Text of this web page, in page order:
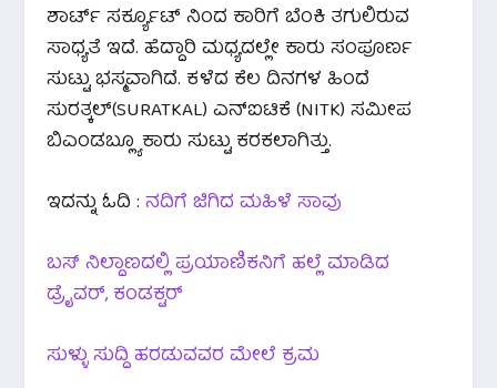
ಶಾರ್ಟ್ ಸರ್ಕ್ಯೂಟ್ ನಿಂದ ಕಾರಿಗೆ ಬೆಂಕಿ ತಗುಲಿರುವ
ಸಾಧ್ಯತೆ ಇದೆ. ಹೆದ್ದಾರಿ ಮಧ್ಯದಲ್ಲೇ ಕಾರು ಸಂಪೂರ್ಣ
ಸುಟ್ಟು ಭಸ್ಮವಾಗಿದೆ. ಕಳೆದ ಕೆಲ ದಿನಗಳ ಹಿಂದೆ
ಸುರತ್ಕಲ್(SURATKAL) ಎನ್ಐಟಿಕೆ (NITK) ಸಮೀಪ
ಬಿಎಂಡಬ್ಲ್ಯೂ ಕಾರು ಸುಟ್ಟು ಕರಕಲಾಗಿತ್ತು.
ಇದನ್ನು ಓದಿ :ನದಿಗೆ ಜಿಗಿದ ಮಹಿಳೆ ಸಾವು
ಬಸ್ ನಿಲ್ದಾಣದಲ್ಲಿ ಪ್ರಯಾಣಿಕನಿಗೆ ಹಲ್ಲೆ ಮಾಡಿದ
ಡ್ರೈವರ್, ಕಂಡಕ್ಟರ್
ಸುಳ್ಳು ಸುದ್ದಿ ಹರಡುವವರ ಮೇಲೆ ಕ್ರಮ